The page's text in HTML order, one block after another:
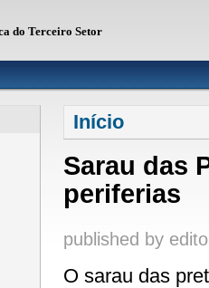
do Terceiro Setor
Você está aqui
Início
Sarau das
periferias
published by
O sarau das